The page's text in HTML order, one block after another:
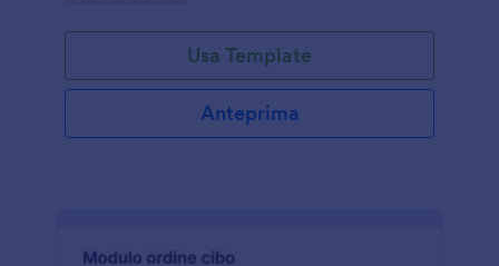
Usa Template
Anteprima